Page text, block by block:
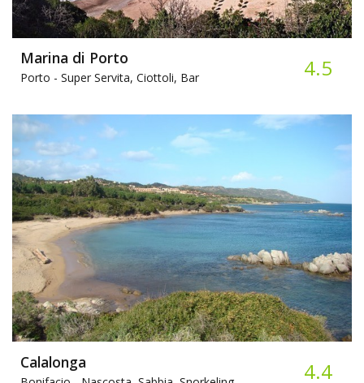
Marina di Porto
Porto - Super Servita, Ciottoli, Bar 4.5
Calalonga 4.4